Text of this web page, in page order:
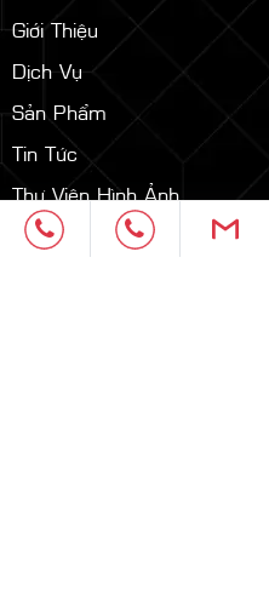
Giới Thiệu
Dịch Vụ
Sản Phẩm
Tin Tức
Thư Viện Hình Ảnh
Thư Viện Video